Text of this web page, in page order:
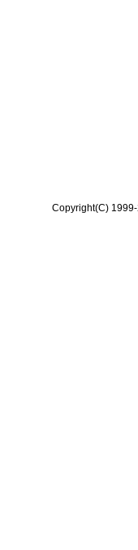
Copyright(C)